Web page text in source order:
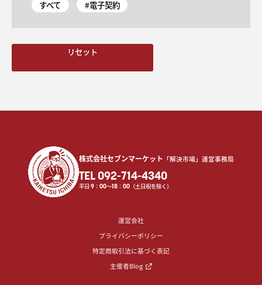
すべて #電子契約
リセット
株式会社セブンマーケット 「解決市場」運営事務局
TEL 092-714-4340
平日9 ：00〜18 ：00 （土日祝を除く）
運営会社
プライバシーポリシー
特定商取引法に基づく表記
主催者Blog